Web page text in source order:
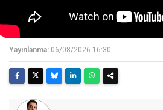
Yayınlanma: 06/08/2026 16:30